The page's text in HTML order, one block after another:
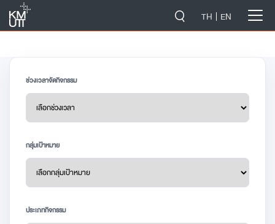
TH EN
ช่วงเวลาจัดกิจกรรม
กลุ่มเป้าหมาย
ประเภทกิจกรรม